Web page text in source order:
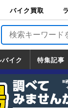
バイク買取
バイク買取
フ
イク
バイク
特集記事